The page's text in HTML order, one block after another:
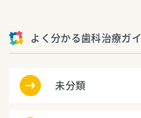
よく分かる歯科治療ガ
未分類